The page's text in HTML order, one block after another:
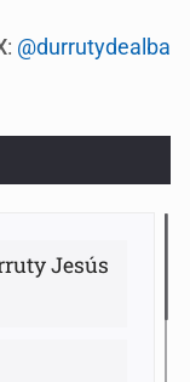
: @durrutydealba
Jesús